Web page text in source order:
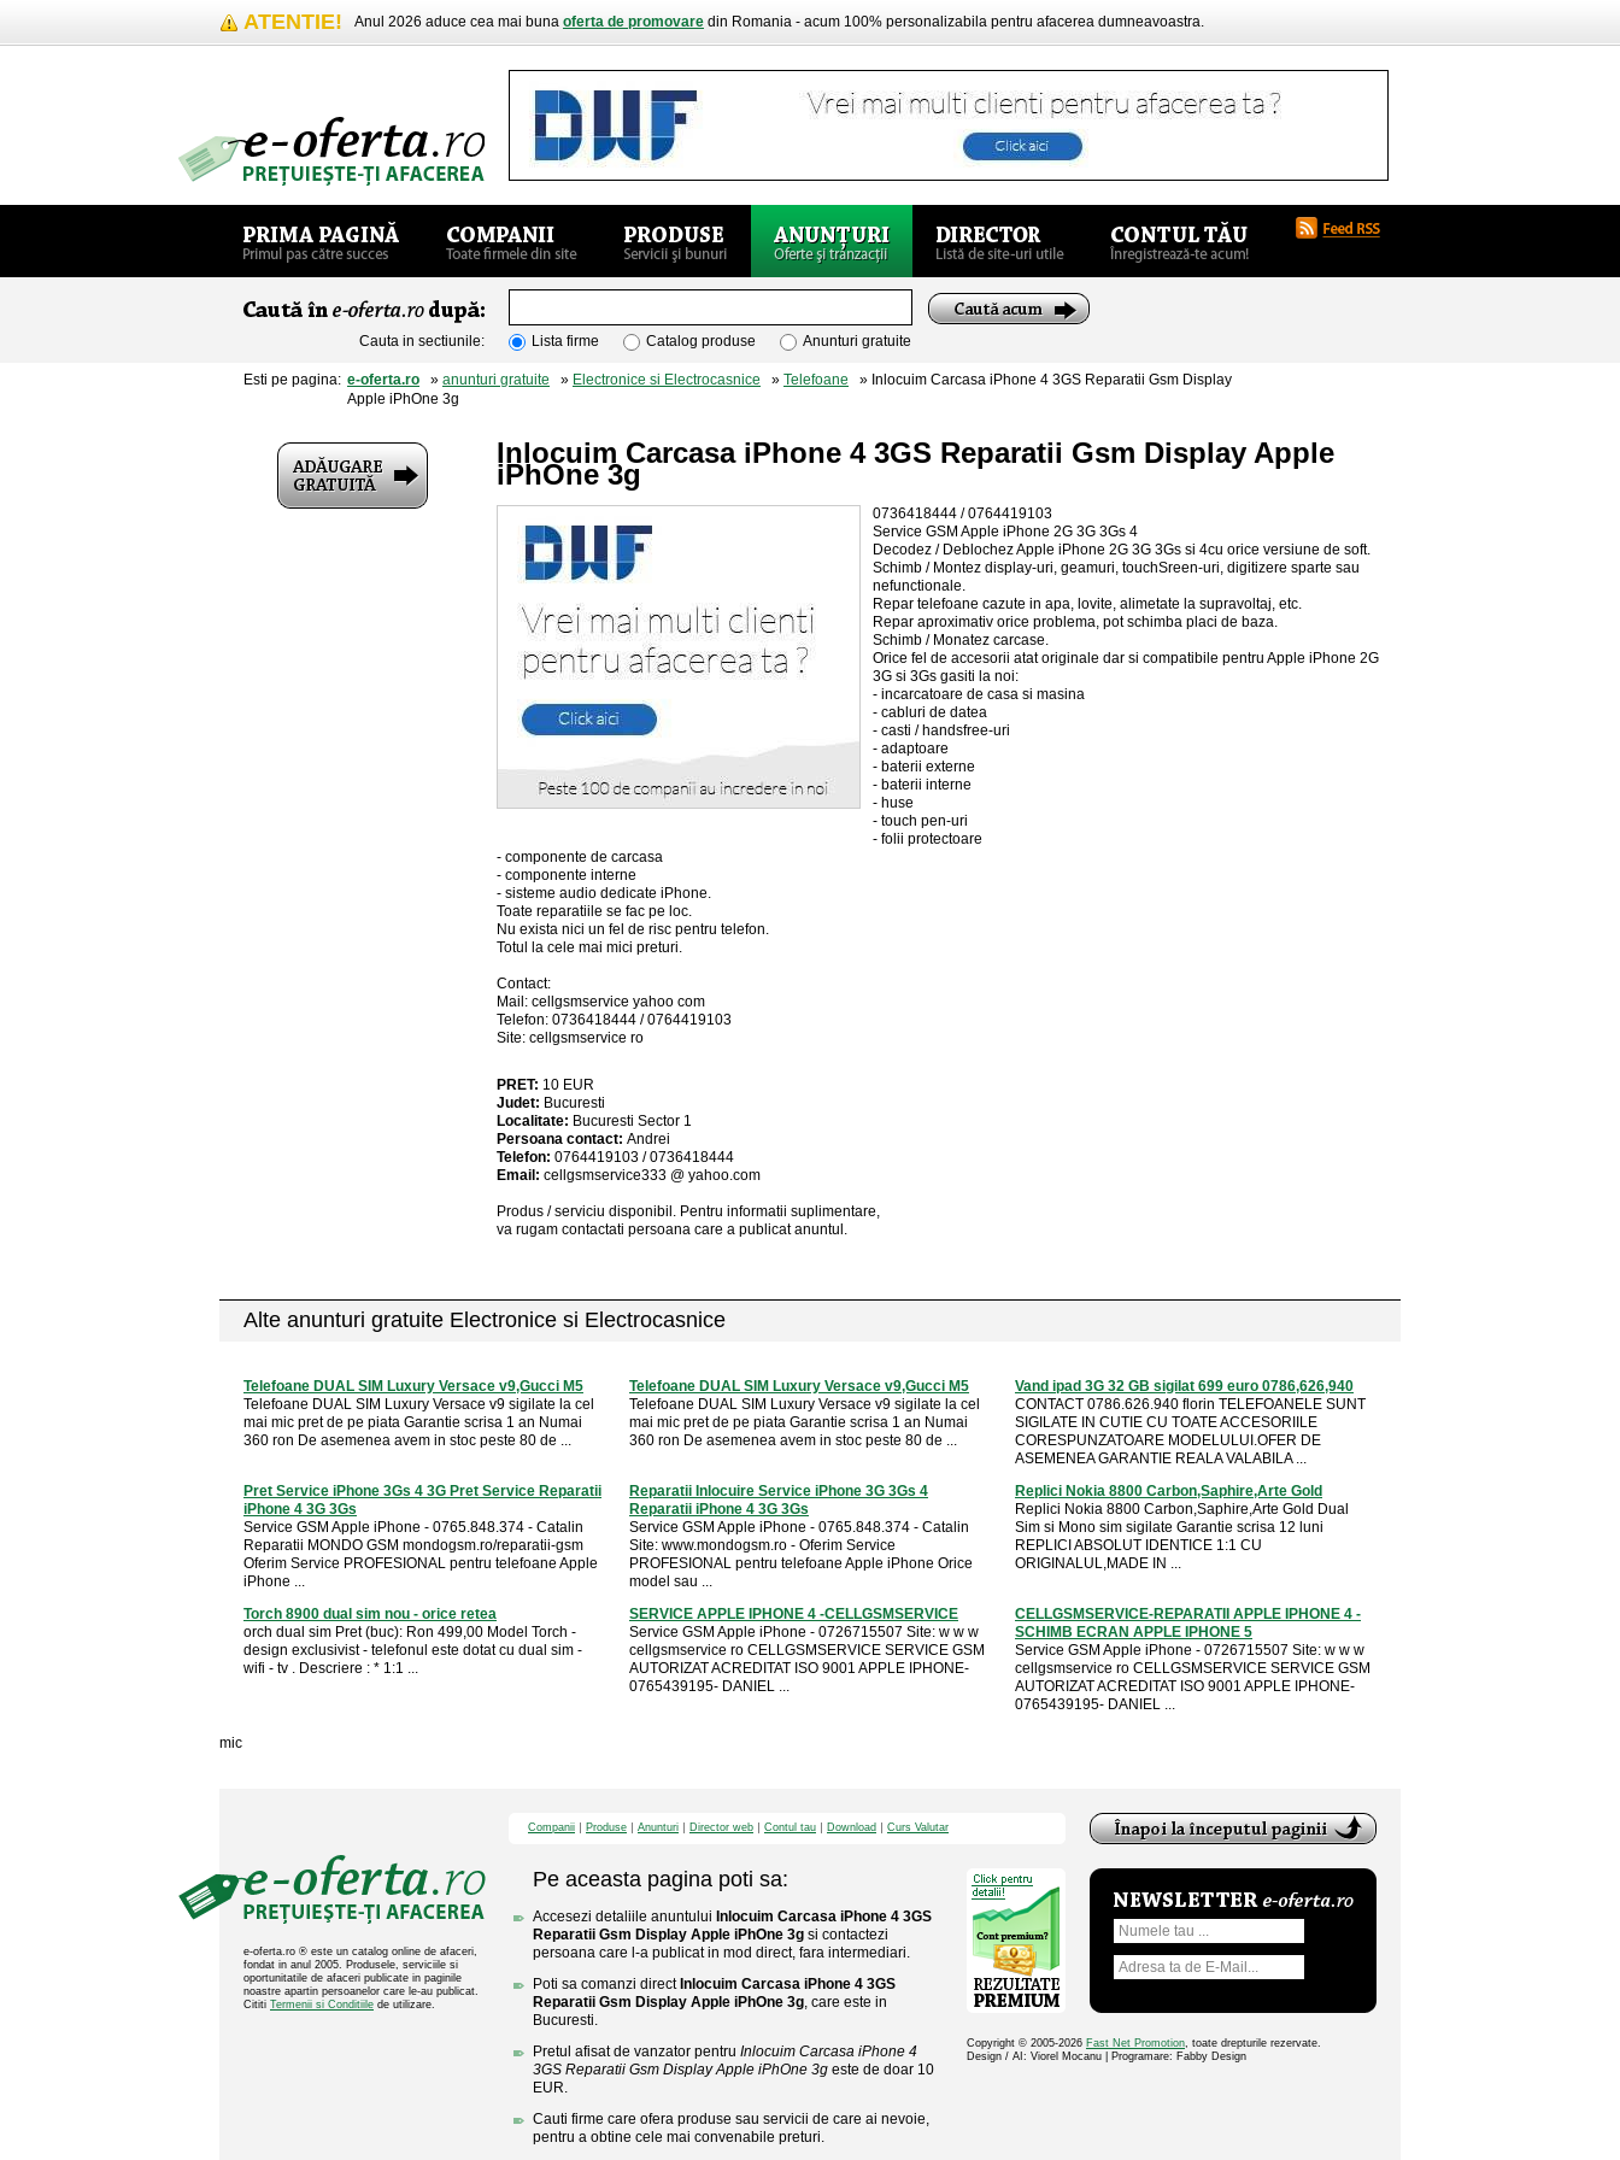
ATENTIE! Anul 2026 aduce cea mai buna oferta de promovare din Romania - acum 100% personalizabila pentru afacerea dumneavoastra.
Cauta in sectiunile: Lista firme Catalog produse Anunturi gratuite
Esti pe pagina: e-oferta.ro » anunturi gratuite » Electronice si Electrocasnice » Telefoane » Inlocuim Carcasa iPhone 4 3GS Reparatii Gsm Display
Apple iPhOne 3g
Inlocuim Carcasa iPhone 4 3GS Reparatii Gsm Display Apple
iPhOne 3g
0736418444 / 0764419103
Service GSM Apple iPhone 2G 3G 3Gs 4
Decodez / Deblochez Apple iPhone 2G 3G 3Gs si 4cu orice versiune de soft.
Schimb / Montez display-uri, geamuri, touchSreen-uri, digitizere sparte sau
nefunctionale.
Repar telefoane cazute in apa, lovite, alimetate la supravoltaj, etc.
Repar aproximativ orice problema, pot schimba placi de baza.
Schimb / Monatez carcase.
Orice fel de accesorii atat originale dar si compatibile pentru Apple iPhone 2G
3G si 3Gs gasiti la noi:
- incarcatoare de casa si masina
- cabluri de datea
- casti / handsfree-uri
- adaptoare
- baterii externe
- baterii interne
- huse
- touch pen-uri
- folii protectoare
- componente de carcasa
- componente interne
- sisteme audio dedicate iPhone.
Toate reparatiile se fac pe loc.
Nu exista nici un fel de risc pentru telefon.
Totul la cele mai mici preturi.
Contact:
Mail: cellgsmservice yahoo com
Telefon: 0736418444 / 0764419103
Site: cellgsmservice ro
PRET: 10 EUR
Judet: Bucuresti
Localitate: Bucuresti Sector 1
Persoana contact: Andrei
Telefon: 0764419103 / 0736418444
Email: cellgsmservice333 @ yahoo.com
Produs / serviciu disponibil . Pentru informatii suplimentare,
va rugam contactati persoana care a publicat anuntul.
Alte anunturi gratuite Electronice si Electrocasnice
Telefoane DUAL SIM Luxury Versace v9,Gucci M5
Telefoane DUAL SIM Luxury Versace v9 sigilate la cel
mai mic pret de pe piata Garantie scrisa 1 an Numai
360 ron De asemenea avem in stoc peste 80 de ...
Telefoane DUAL SIM Luxury Versace v9,Gucci M5
Telefoane DUAL SIM Luxury Versace v9 sigilate la cel
mai mic pret de pe piata Garantie scrisa 1 an Numai
360 ron De asemenea avem in stoc peste 80 de ...
Vand ipad 3G 32 GB sigilat 699 euro 0786,626,940
CONTACT 0786.626.940 florin TELEFOANELE SUNT
SIGILATE IN CUTIE CU TOATE ACCESORIILE
CORESPUNZATOARE MODELULUI.OFER DE
ASEMENEA GARANTIE REALA VALABILA ...
Pret Service iPhone 3Gs 4 3G Pret Service Reparatii
iPhone 4 3G 3Gs
Service GSM Apple iPhone - 0765.848.374 - Catalin
Reparatii MONDO GSM mondogsm.ro/reparatii-gsm
Oferim Service PROFESIONAL pentru telefoane Apple
iPhone ...
Reparatii Inlocuire Service iPhone 3G 3Gs 4
Reparatii iPhone 4 3G 3Gs
Service GSM Apple iPhone - 0765.848.374 - Catalin
Site: www.mondogsm.ro - Oferim Service
PROFESIONAL pentru telefoane Apple iPhone Orice
model sau ...
Replici Nokia 8800 Carbon,Saphire,Arte Gold
Replici Nokia 8800 Carbon,Saphire,Arte Gold Dual
Sim si Mono sim sigilate Garantie scrisa 12 luni
REPLICI ABSOLUT IDENTICE 1:1 CU
ORIGINALUL,MADE IN ...
Torch 8900 dual sim nou - orice retea
orch dual sim Pret (buc): Ron 499,00 Model Torch -
design exclusivist - telefonul este dotat cu dual sim -
wifi - tv . Descriere : * 1:1 ...
SERVICE APPLE IPHONE 4 -CELLGSMSERVICE
Service GSM Apple iPhone - 0726715507 Site: w w w
cellgsmservice ro CELLGSMSERVICE SERVICE GSM
AUTORIZAT ACREDITAT ISO 9001 APPLE IPHONE-
0765439195- DANIEL ...
CELLGSMSERVICE-REPARATII APPLE IPHONE 4 -
SCHIMB ECRAN APPLE IPHONE 5
Service GSM Apple iPhone - 0726715507 Site: w w w
cellgsmservice ro CELLGSMSERVICE SERVICE GSM
AUTORIZAT ACREDITAT ISO 9001 APPLE IPHONE-
0765439195- DANIEL ...
mic
e-oferta.ro ® este un catalog online de afaceri,
fondat in anul 2005. Produsele, serviciile si
oportunitatile de afaceri publicate in paginile
noastre apartin persoanelor care le-au publicat.
Cititi Termenii si Conditiile de utilizare.
Companii Produse Anunturi Director web Contul tau Download Curs Valutar
Pe aceasta pagina poti sa:
Accesezi detaliile anuntului Inlocuim Carcasa iPhone 4 3GS
Reparatii Gsm Display Apple iPhOne 3g si contactezi
persoana care l-a publicat in mod direct, fara intermediari.
Poti sa comanzi direct Inlocuim Carcasa iPhone 4 3GS
Reparatii Gsm Display Apple iPhOne 3g, care este in
Bucuresti.
Pretul afisat de vanzator pentru Inlocuim Carcasa iPhone 4
3GS Reparatii Gsm Display Apple iPhOne 3g este de doar 10
EUR.
Cauti firme care ofera produse sau servicii de care ai nevoie,
pentru a obtine cele mai convenabile preturi.
Copyright © 2005-2026 Fast Net Promotion, toate drepturile rezervate.
Design / AI: Viorel Mocanu | Programare: Fabby Design